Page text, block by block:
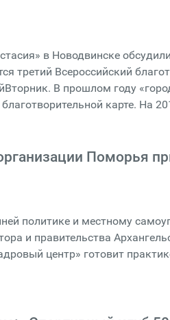
в Новодвинске
третий Всероссийский
В прошлом году
карте. На
Поморья
политике и местному
и правительства
центр» готовит